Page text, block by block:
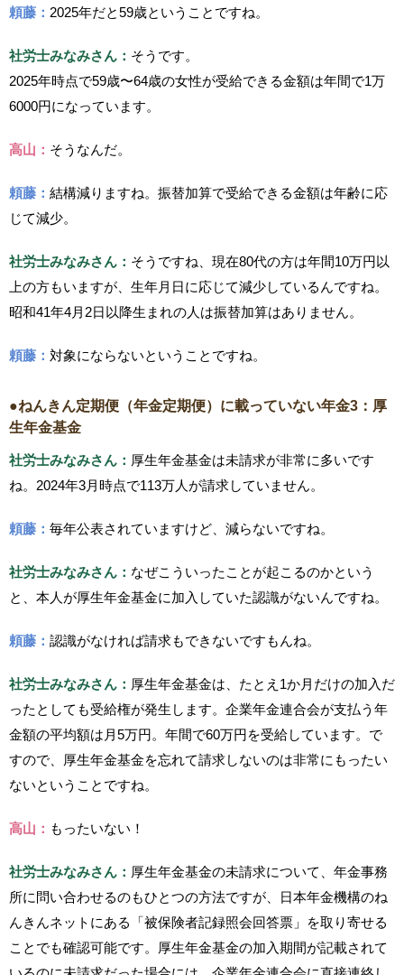
頼藤： 2025年だと59歳ということですね。
社労士みなみさん： そうです。
2025年時点で59歳〜64歳の女性が受給できる金額は年間で1万
6000円になっています。
高山： そうなんだ。
頼藤： 結構減りますね。振替加算で受給できる金額は年齢に応
じて減少。
社労士みなみさん： そうですね、現在80代の方は年間10万円以
上の方もいますが、生年月日に応じて減少しているんですね。
昭和41年4月2日以降生まれの人は振替加算はありません。
頼藤： 対象にならないということですね。
●ねんきん定期便（年金定期便）に載っていない年金3：厚
生年金基金
社労士みなみさん： 厚生年金基金は未請求が非常に多いです
ね。2024年3月時点で113万人が請求していません。
頼藤： 毎年公表されていますけど、減らないですね。
社労士みなみさん： なぜこういったことが起こるのかという
と、本人が厚生年金基金に加入していた認識がないんですね。
頼藤： 認識がなければ請求もできないですもんね。
社労士みなみさん： 厚生年金基金は、たとえ1か月だけの加入だ
ったとしても受給権が発生します。企業年金連合会が支払う年
金額の平均額は月5万円。年間で60万円を受給しています。で
すので、厚生年金基金を忘れて請求しないのは非常にもったい
ないということですね。
高山： もったいない！
社労士みなみさん： 厚生年金基金の未請求について、年金事務
所に問い合わせるのもひとつの方法ですが、日本年金機構のね
んきんネットにある「被保険者記録照会回答票」を取り寄せる
ことでも確認可能です。厚生年金基金の加入期間が記載されて